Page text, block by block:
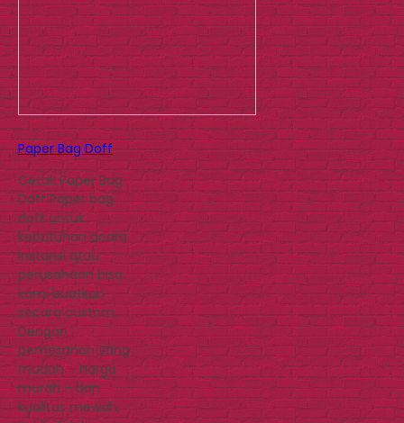
Paper Bag Doff
Cetak Paper Bag
Doff Paper bag
doff untuk
kebutuhan acara
instansi atau
perusahaan bisa
kami buatkan
secara custom.
Dengan
pemesanan yang
mudah – harga
murah – dan
kualitas mewah,